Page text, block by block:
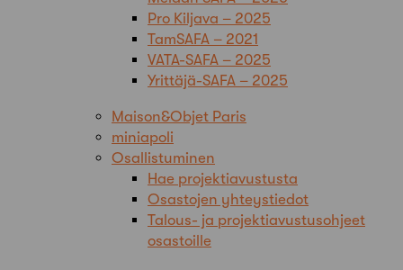
Pro Kiljava – 2025
TamSAFA – 2021
VATA-SAFA – 2025
Yrittäjä-SAFA – 2025
Maison&Objet Paris
miniapoli
Osallistuminen
Hae projektiavustusta
Osastojen yhteystiedot
Talous- ja projektiavustusohjeet
osastoille